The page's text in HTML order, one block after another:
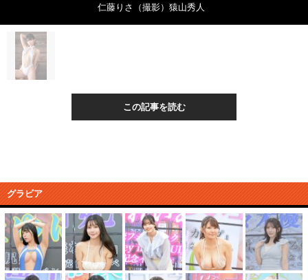
仁藤りさ（撮影）猿山秀人
この記事を読む
グラビア